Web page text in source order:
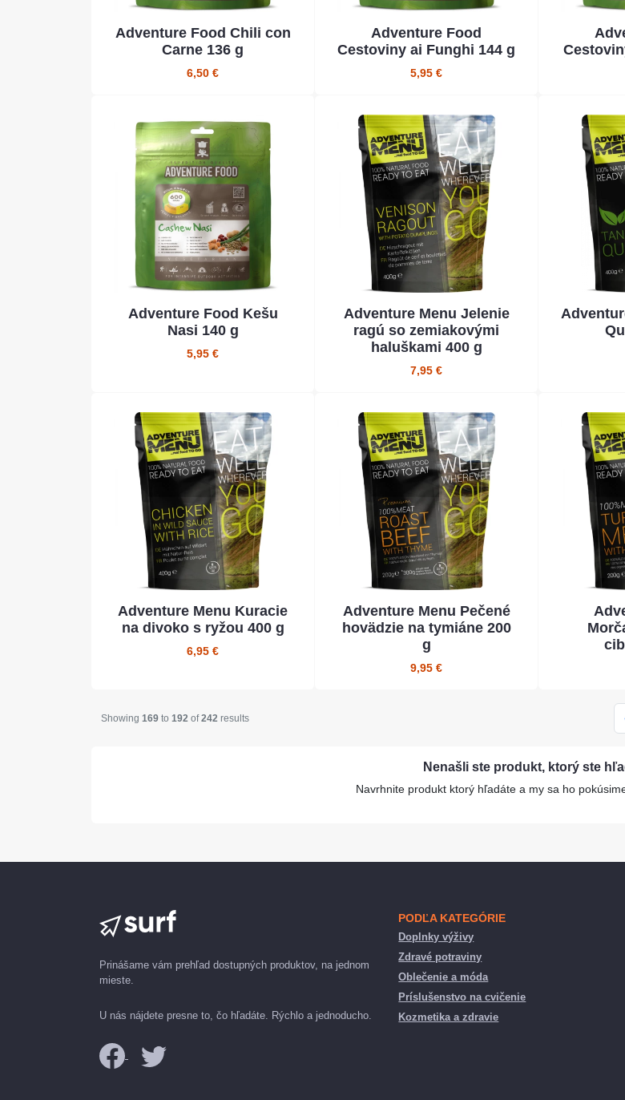
Adventure Food Chili con
Carne 136 g
6,50 €
Adventure Food
Cestoviny ai Funghi 144 g
5,95 €
Adventure Food Kešu
Nasi 140 g
5,95 €
Adventure Menu Jelenie
ragú so zemiakovými
haluškami 400 g
7,95 €
Adventure Menu Kuracie
na divoko s ryžou 400 g
6,95 €
Adventure Menu Pečené
hovädzie na tymiáne 200
g
9,95 €
Showing 169 to 192 of242 results
Nenašli ste produkt, ktorý ste
Navrhnite produkt ktorý hľadáte a my sa ho
Prinášame vám prehľad dostupných produktov, na jednom
mieste.
U nás nájdete presne to, čo hľadáte. Rýchlo a jednoducho.
PODĽA KATEGÓRIE
Doplnky výživy
Zdravé potraviny
Oblečenie a móda
Príslušenstvo na cvičenie
Kozmetika a zdravie